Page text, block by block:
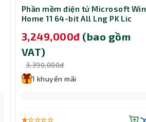
Phần mềm điện tử Microsoft Win
Home 11 64-bit All Lng PK Lic
3,249,000đ (bao gồm
VAT)
3,390,000đ
1 khuyến mãi